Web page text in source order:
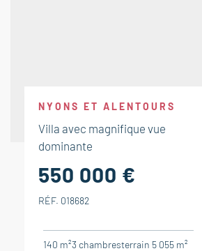
NYONS ET ALENTOURS
Villa avec magnifique vue
dominante
550 000 €
RÉF. 018682
140 m²3 chambresterrain 5 055 m²